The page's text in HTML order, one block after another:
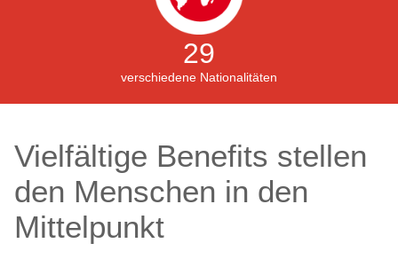
29
verschiedene Nationalitäten
Vielfältige Benefits stellen
den Menschen in den
Mittelpunkt